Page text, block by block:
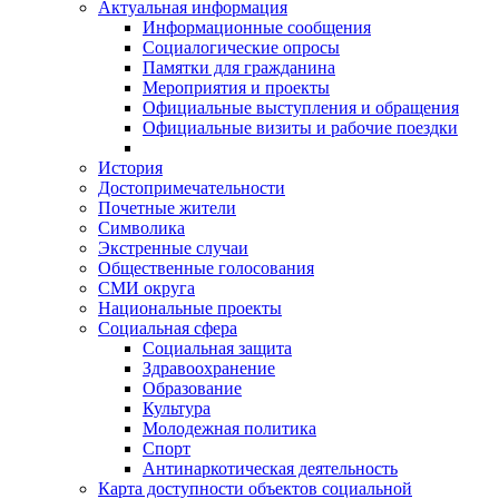
Актуальная информация
Информационные сообщения
Социалогические опросы
Памятки для гражданина
Мероприятия и проекты
Официальные выступления и обращения
Официальные визиты и рабочие поездки
История
Достопримечательности
Почетные жители
Символика
Экстренные случаи
Общественные голосования
СМИ округа
Национальные проекты
Социальная сфера
Социальная защита
Здравоохранение
Образование
Культура
Молодежная политика
Спорт
Антинаркотическая деятельность
Карта доступности объектов социальной